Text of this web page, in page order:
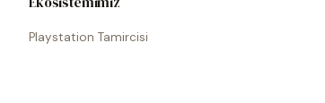
Playstation Tamircisi